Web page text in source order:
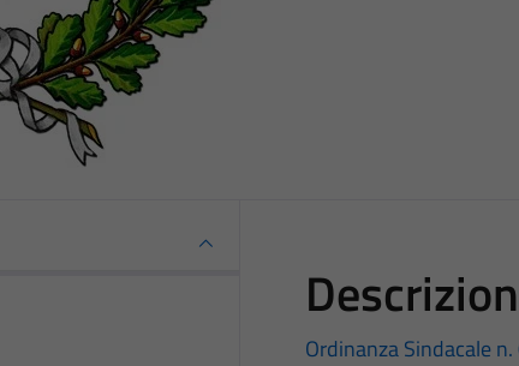
Ordinanza Sindacale